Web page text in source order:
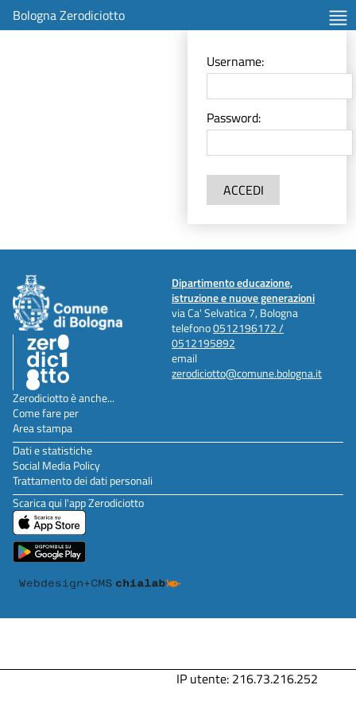
Bologna Zerodiciotto
Username:
Password:
ACCEDI
Dipartimento educazione,
istruzione e nuove generazioni
via Ca' Selvatica 7, Bologna
telefono0512196172 /
0512195892
email
zerodiciotto@comune.bologna.it
Zerodiciotto è anche...
Come fare per
Area stampa
Dati e statistiche
Social Media Policy
Trattamento dei dati personali
Scarica qui l'app Zerodiciotto
IP utente: 216.73.216.252